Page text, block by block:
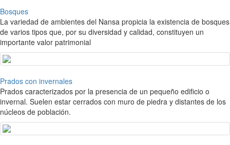
Bosques
La variedad de ambientes del Nansa propicia la existencia de bosques
de varios tipos que, por su diversidad y calidad, constituyen un
importante valor patrimonial
Prados con invernales
Prados caracterizados por la presencia de un pequeño edificio o
invernal. Suelen estar cerrados con muro de piedra y distantes de los
núcleos de población.